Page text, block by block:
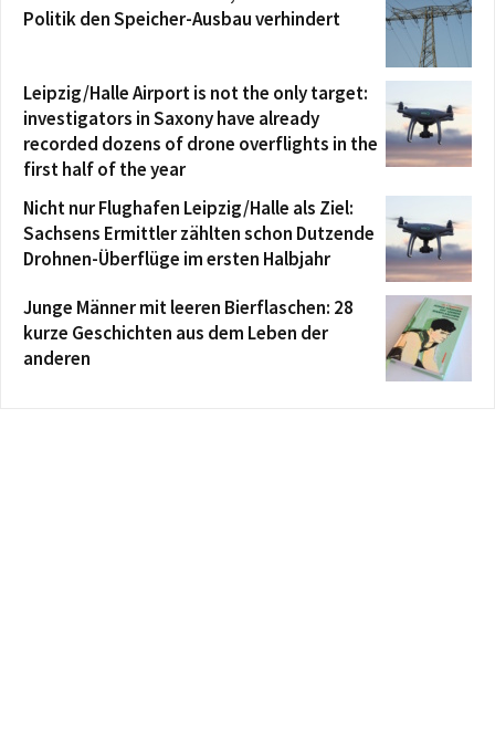
Politik den Speicher-Ausbau verhindert
Leipzig/Halle Airport is not the only target:
investigators in Saxony have already
recorded dozens of drone overflights in the
first half of the year
Nicht nur Flughafen Leipzig/Halle als Ziel:
Sachsens Ermittler zählten schon Dutzende
Drohnen-Überflüge im ersten Halbjahr
Junge Männer mit leeren Bierflaschen: 28
kurze Geschichten aus dem Leben der
anderen